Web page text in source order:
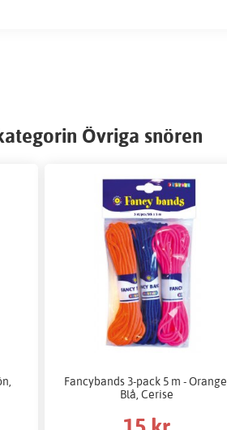
Övriga snören
Fancybands 3-pack 5 m - Orange,
Blå, Cerise